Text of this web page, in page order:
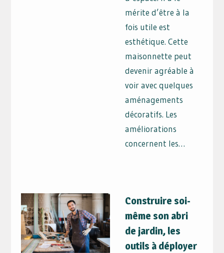
mérite d’être à la
fois utile est
esthétique. Cette
maisonnette peut
devenir agréable à
voir avec quelques
aménagements
décoratifs. Les
améliorations
concernent les…
Construire soi-
même son abri
de jardin, les
outils à déployer